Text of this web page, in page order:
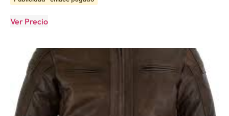
Ver Precio